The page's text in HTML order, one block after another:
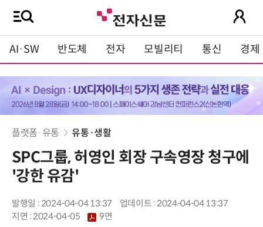
AI·SW 반도체 전자 모빌리티 통신 경제
플랫폼·유통 유통·생활
SPC그룹, 허영인 회장 구속영장 청구에
'강한 유감'
발행일 : 2024-04-04 13:37
업데이트 : 2024-04-04 13:37
지면 :2024-04-05 9면